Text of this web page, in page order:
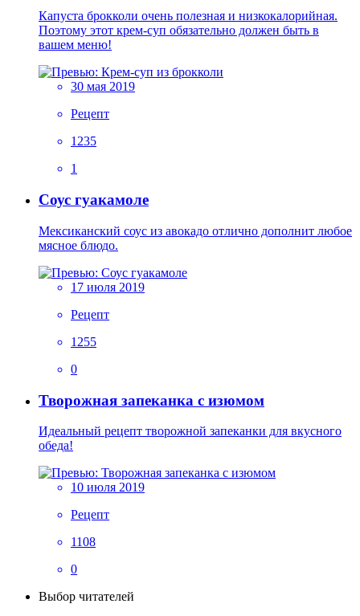
Капуста брокколи очень полезная и низкокалорийная.
Поэтому этот крем-суп обязательно должен быть в
вашем меню!
30 мая 2019
Рецепт
1235
1
Соус гуакамоле
Мексиканский соус из авокадо отлично дополнит любое
мясное блюдо.
17 июля 2019
Рецепт
1255
0
Творожная запеканка с изюмом
Идеальный рецепт творожной запеканки для вкусного
обеда!
10 июля 2019
Рецепт
1108
0
Выбор читателей